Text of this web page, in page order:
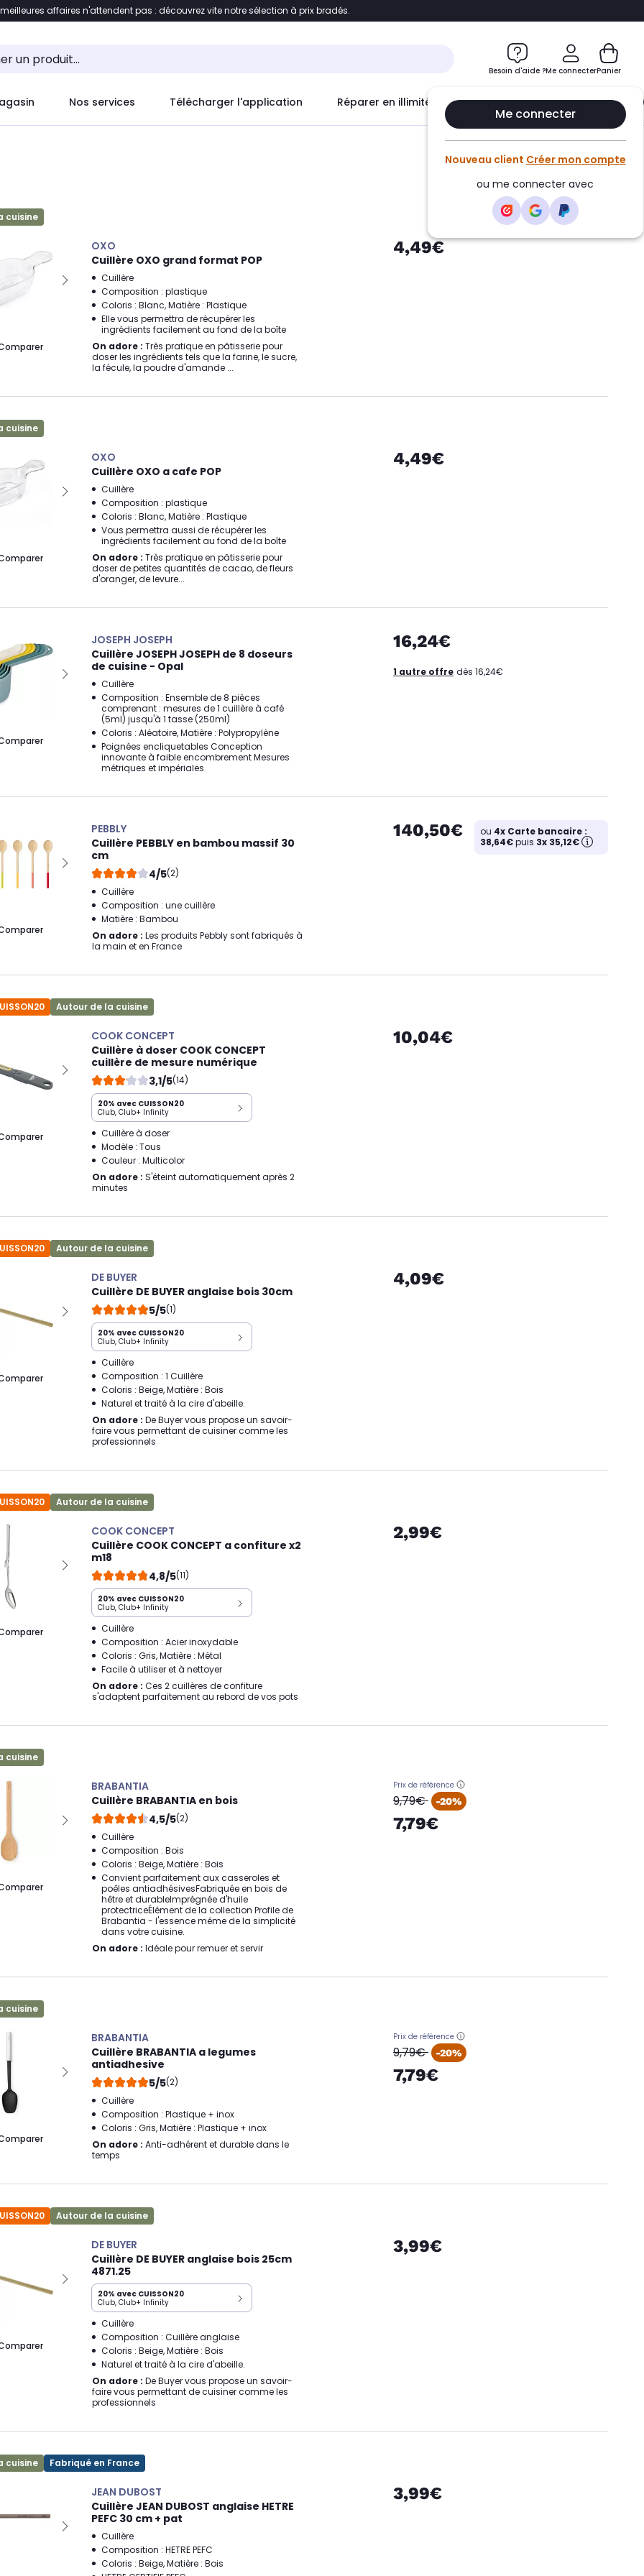
au contenu Accéder directement au pied de page Accéder directement au chatbot
meilleures affaires n'attendent pas : découvrez vite notre sélection à prix bradés.
Besoin d'aide ?Me connecter
Me connecter
Nouveau client Créer mon compte
ou me connecter avec
Panier
Nos services Télécharger l'application Réparer en illimité avec Le Club Infinity
cuisine
OXO
Cuillère OXO grand format POP
Cuillère
Composition : plastique
Coloris : Blanc, Matière : Plastique
Elle vous permettra de récupérer les
ingrédients facilement au fond de la boîte
On adore : Très pratique en pâtisserie pour
doser les ingrédients tels que la farine, le sucre,
la fécule, la poudre d'amande ...
4,49€
cuisine
OXO
Cuillère OXO a cafe POP
Cuillère
Composition : plastique
Coloris : Blanc, Matière : Plastique
Vous permettra aussi de récupérer les
ingrédients facilement au fond de la boîte
On adore : Très pratique en pâtisserie pour
doser de petites quantités de cacao, de fleurs
d'oranger, de levure...
4,49€
JOSEPH JOSEPH
Cuillère JOSEPH JOSEPH de 8 doseurs
de cuisine - Opal
Cuillère
Composition : Ensemble de 8 pièces
comprenant : mesures de 1 cuillère à café
(5ml) jusqu'à 1 tasse (250ml)
Coloris : Aléatoire, Matière : Polypropylène
Poignées encliquetables Conception
innovante à faible encombrement Mesures
métriques et impériales
16,24€
1 autre offre dès 16,24€
PEBBLY
Cuillère PEBBLY en bambou massif 30
cm
4/5(2)
Cuillère
Composition : une cuillère
Matière : Bambou
On adore : Les produits Pebbly sont fabriqués à
la main et en France
140,50€ ou 4x Carte bancaire :
38,64€puis 3x 35,12€
Autour de la cuisine
COOK CONCEPT
Cuillère à doser COOK CONCEPT
cuillère de mesure numérique
3,1/5(14)
20% avec CUISSON20
Club, Club+ Infinity
Cuillère à doser
Modèle : Tous
Couleur : Multicolor
On adore : S'éteint automatiquement après 2
minutes
10,04€
Autour de la cuisine
DE BUYER
Cuillère DE BUYER anglaise bois 30cm
5/5(1)
20% avec CUISSON20
Club, Club+ Infinity
Cuillère
Composition : 1 Cuillère
Coloris : Beige, Matière : Bois
Naturel et traité à la cire d'abeille.
On adore : De Buyer vous propose un savoir-
faire vous permettant de cuisiner comme les
professionnels
4,09€
Autour de la cuisine
COOK CONCEPT
Cuillère COOK CONCEPT a confiture x2
m18
4,8/5(11)
20% avec CUISSON20
Club, Club+ Infinity
Cuillère
Composition : Acier inoxydable
Coloris : Gris, Matière : Métal
Facile à utiliser et à nettoyer
On adore : Ces 2 cuillères de confiture
s'adaptent parfaitement au rebord de vos pots
2,99€
cuisine
BRABANTIA
Cuillère BRABANTIA en bois
4,5/5(2)
Cuillère
Composition : Bois
Coloris : Beige, Matière : Bois
Convient parfaitement aux casseroles et
poêles antiadhésivesFabriquée en bois de
hêtre et durableImprégnée d'huile
protectriceÉlément de la collection Profile de
Brabantia - l'essence même de la simplicité
dans votre cuisine.
On adore : Idéale pour remuer et servir
Prix de référence
oldPrice
9,79€ -20%
7,79€
cuisine
BRABANTIA
Cuillère BRABANTIA a legumes
antiadhesive
5/5(2)
Cuillère
Composition : Plastique + inox
Coloris : Gris, Matière : Plastique + inox
On adore : Anti-adhérent et durable dans le
temps
Prix de référence
oldPrice
9,79€ -20%
7,79€
Autour de la cuisine
DE BUYER
Cuillère DE BUYER anglaise bois 25cm
4871.25
20% avec CUISSON20
Club, Club+ Infinity
Cuillère
Composition : Cuillère anglaise
Coloris : Beige, Matière : Bois
Naturel et traité à la cire d'abeille.
On adore : De Buyer vous propose un savoir-
faire vous permettant de cuisiner comme les
professionnels
3,99€
cuisine Fabriqué en France
JEAN DUBOST
Cuillère JEAN DUBOST anglaise HETRE
PEFC 30 cm + pat
Cuillère
Composition : HETRE PEFC
Coloris : Beige, Matière : Bois
3,99€